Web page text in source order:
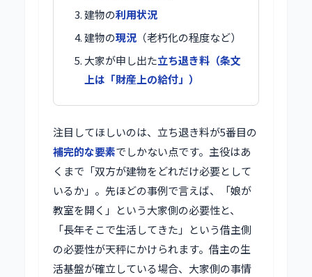
建物の利用状況
建物の現況（老朽化の程度など）
大家が申し出た立ち退き料（条文
上は「財産上の給付」）
注目してほしいのは、立ち退き料が5番目の
補完的な要素でしかない点です。主役はあ
くまで「双方が建物をどれだけ必要として
いるか」。先ほどの事例で言えば、「娘が
教室を開く」という大家側の必要性と、
「長年そこで生活してきた」という借主側
の必要性が天秤にかけられます。借主の生
活基盤が確立している場合、大家側の事情